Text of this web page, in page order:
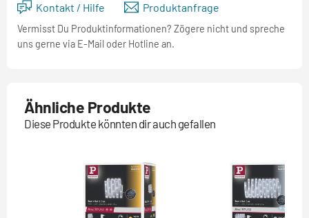
Kontakt / Hilfe Produktanfrage
Vermisst Du Produktinformationen? Zögere nicht und spreche
uns gerne via E-Mail oder Hotline an.
Ähnliche Produkte
Diese Produkte könnten dir auch gefallen